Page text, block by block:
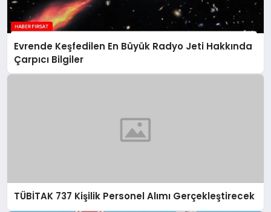
Evrende Keşfedilen En Büyük Radyo Jeti Hakkında
Çarpıcı Bilgiler
TÜBİTAK 737 Kişilik Personel Alımı Gerçekleştirecek